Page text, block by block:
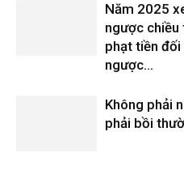
Năm 2025
ngược chiều
phạt tiền
ngược...
Không phải
phải bồi